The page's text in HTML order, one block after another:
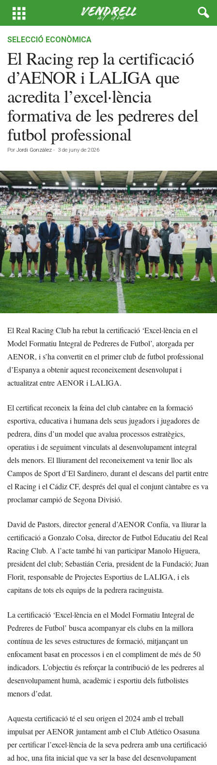
SELECCIÓ ECONÒMICA
El Racing rep la certificació
d’AENOR i LALIGA que
acredita l’excel·lència
formativa de les pedreres del
futbol professional
Por Jordi González - 3 de juny de 2026
El Real Racing Club ha rebut la certificació ‘Excel·lència en el
Model Formatiu Integral de Pedreres de Futbol’, atorgada per
AENOR, i s’ha convertit en el primer club de futbol professional
d’Espanya a obtenir aquest reconeixement desenvolupat i
actualitzat entre AENOR i LALIGA.
El certificat reconeix la feina del club càntabre en la formació
esportiva, educativa i humana dels seus jugadors i jugadores de
pedrera, dins d’un model que avalua processos estratègics,
operatius i de seguiment vinculats al desenvolupament integral
dels menors. El lliurament del reconeixement va tenir lloc als
Campos de Sport d’El Sardinero, durant el descans del partit entre
el Racing i el Cádiz CF, després del qual el conjunt càntabre es va
proclamar campió de Segona Divisió.
David de Pastors, director general d’AENOR Confía, va lliurar la
certificació a Gonzalo Colsa, director de Futbol Educatiu del Real
Racing Club. A l’acte també hi van participar Manolo Higuera,
president del club; Sebastián Ceria, president de la Fundació; Juan
Florit, responsable de Projectes Esportius de LALIGA, i els
capitans de tots els equips de la pedrera racinguista.
La certificació ‘Excel·lència en el Model Formatiu Integral de
Pedreres de Futbol’ busca acompanyar els clubs en la millora
contínua de les seves estructures de formació, mitjançant un
enfocament basat en processos i en el compliment de més de 50
indicadors. L’objectiu és reforçar la contribució de les pedreres al
desenvolupament humà, acadèmic i esportiu dels futbolistes
menors d’edat.
Aquesta certificació té el seu origen el 2024 amb el treball
impulsat per AENOR juntament amb el Club Atlético Osasuna
per certificar l’excel·lència de la seva pedrera amb una certificació
ad hoc, una fita inicial que va ser la base del desenvolupament